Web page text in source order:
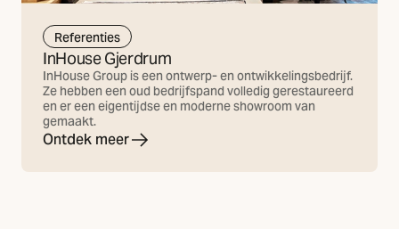
Referenties
InHouse Gjerdrum
InHouse Group is een ontwerp- en ontwikkelingsbedrijf.
Ze hebben een oud bedrijfspand volledig gerestaureerd
en er een eigentijdse en moderne showroom van
gemaakt.
Ontdek meer